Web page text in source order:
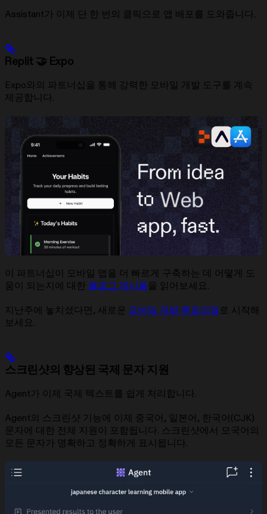
Assistant가 이제 단 한 번의 클릭으로 앱 배포를 도와줍니다.
Replit 🤝 Expo
Expo와의 파트너십을 통해 강력한 모바일 개발 도구를 계속
제공합니다.
이 파트너십이 모바일 앱을 더 빠르게 구축하는 데 어떻게 도
움이 되는지에 대한 블로그 게시물 을 읽어보세요.
지난주에 놓치셨다면, 새로운 모바일 개발 튜토리얼 로 시작해
보세요.
스크린샷의 향상된 국제 문자 지원
Agent가 이제 국제 텍스트를 쉽게 처리합니다.
Agent의 스크린샷 기능에 이제 중국어, 일본어, 한국어(CJK)
문자에 대한 전체 지원이 포함됩니다. 스크린샷에서 모국어의
모든 문자가 명확하고 정확하게 표시됩니다.